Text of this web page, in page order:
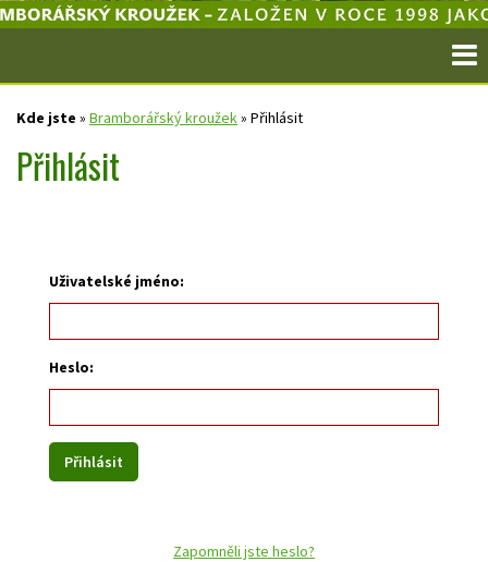
Kde jste » Bramborářský kroužek» Přihlásit
Přihlásit
Uživatelské jméno:
Heslo:
Zapomněli jste heslo?